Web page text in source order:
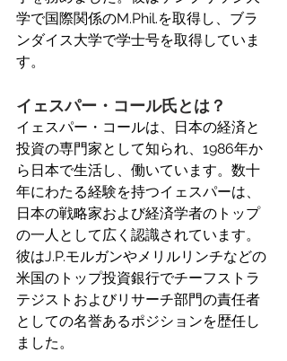
学で国際関係のM.Phil.を取得し、ブラ
ンダイス大学で学士号を取得していま
す。
イェスパー・コール氏とは？
イェスパー・コールは、日本の経済と
投資の専門家として知られ、1986年か
ら日本で生活し、働いています。数十
年にわたる経験を持つイェスパーは、
日本の戦略家および経済学者のトップ
の一人として広く認識されています。
彼はJ.P.モルガンやメリルリンチなどの
米国のトップ投資銀行でチーフストラ
テジストおよびリサーチ部門の責任者
としての名誉あるポジションを歴任し
ました。